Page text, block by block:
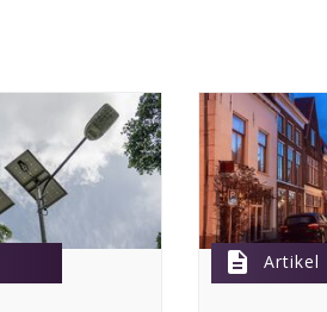
description Artikel